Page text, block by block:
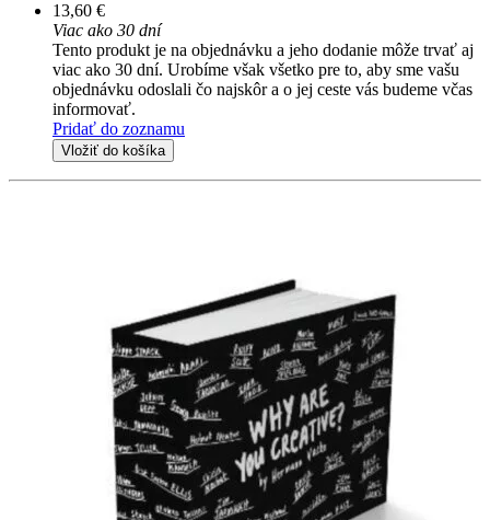
13,60 €
Viac ako 30 dní
Tento produkt je na objednávku a jeho dodanie môže trvať aj
viac ako 30 dní. Urobíme však všetko pre to, aby sme vašu
objednávku odoslali čo najskôr a o jej ceste vás budeme včas
informovať.
Pridať do zoznamu
Vložiť do košíka